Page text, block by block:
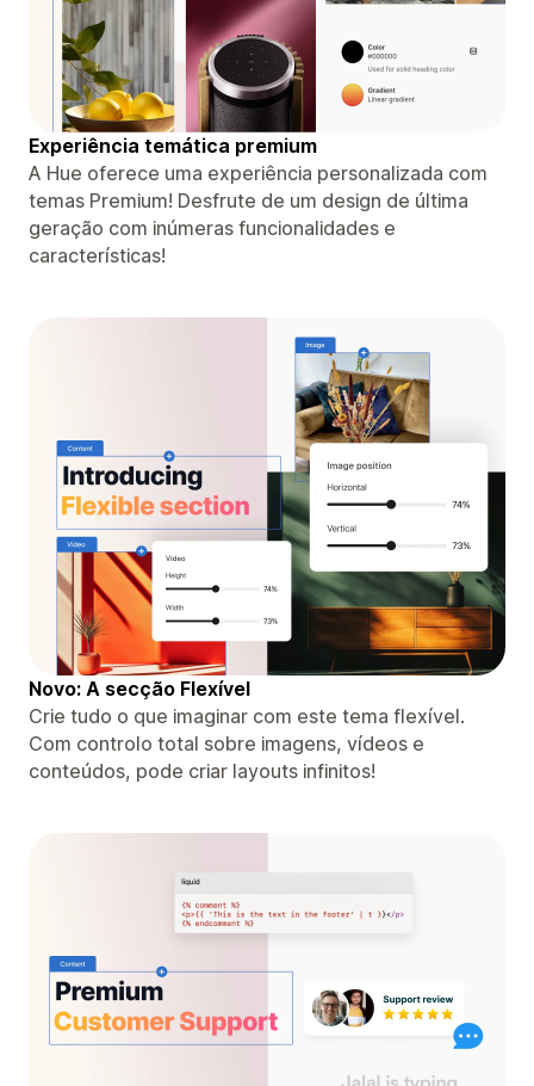
Experiência temática premium
A Hue oferece uma experiência personalizada com
temas Premium! Desfrute de um design de última
geração com inúmeras funcionalidades e
características!
Novo: A secção Flexível
Crie tudo o que imaginar com este tema flexível.
Com controlo total sobre imagens, vídeos e
conteúdos, pode criar layouts infinitos!